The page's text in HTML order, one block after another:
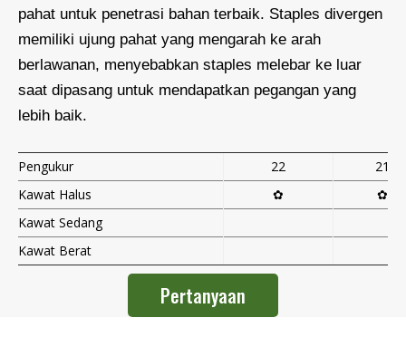
pahat untuk penetrasi bahan terbaik. Staples divergen
memiliki ujung pahat yang mengarah ke arah
berlawanan, menyebabkan staples melebar ke luar
saat dipasang untuk mendapatkan pegangan yang
lebih baik.
Pengukur 22
21
Kawat Halus
✿
✿
Kawat Sedang
Kawat Berat
Pertanyaan